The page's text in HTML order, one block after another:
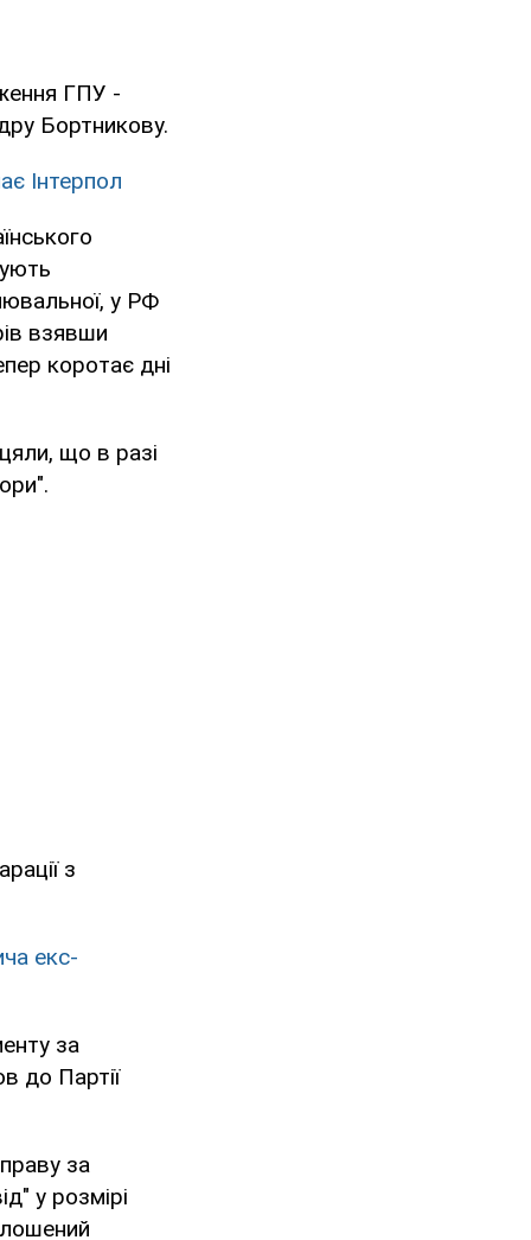
ГПУ -
Бортникову.
Інтерпол
у РФ
взявши
коротає дні
що в разі
з
екс-
за
до Партії
за
у розмірі